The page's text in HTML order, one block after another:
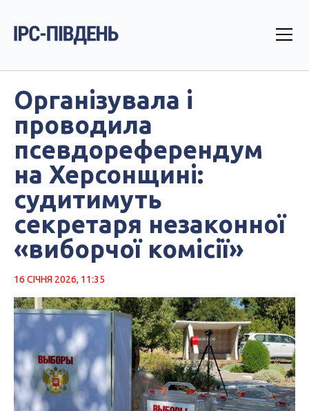
Організувала і
проводила
псевдореферендум
на Херсонщині:
судитимуть
секретаря незаконної
«виборчої комісії»
16 СІЧНЯ 2026, 11:35